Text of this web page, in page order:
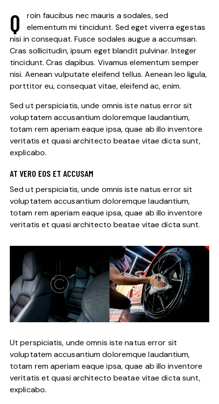
Q
roin faucibus nec mauris a sodales, sed
elementum mi tincidunt. Sed eget viverra egestas
nisi in consequat. Fusce sodales augue a accumsan.
Cras sollicitudin, ipsum eget blandit pulvinar. Integer
tincidunt. Cras dapibus. Vivamus elementum semper
nisi. Aenean vulputate eleifend tellus. Aenean leo ligula,
porttitor eu, consequat vitae, eleifend ac, enim.
Sed ut perspiciatis, unde omnis iste natus error sit
voluptatem accusantium doloremque laudantium,
totam rem aperiam eaque ipsa, quae ab illo inventore
veritatis et quasi architecto beatae vitae dicta sunt,
explicabo.
AT VERO EOS ET ACCUSAM
Sed ut perspiciatis, unde omnis iste natus error sit
voluptatem accusantium doloremque laudantium,
totam rem aperiam eaque ipsa, quae ab illo inventore
veritatis et quasi architecto beatae vitae dicta sunt.
Ut perspiciatis, unde omnis iste natus error sit
voluptatem accusantium doloremque laudantium,
totam rem aperiam eaque ipsa, quae ab illo inventore
veritatis et quasi architecto beatae vitae dicta sunt,
explicabo.